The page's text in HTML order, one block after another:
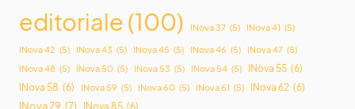
editoriale(100) INova 37 (5) INova 41 (5)
INova 42 (5) INova 43 (5) INova 45 (5) INova 46 (5) INova 47 (5)
INova 48 (5) INova 50 (5) INova 53 (5) INova 54 (5) INova 55 (6)
INova 58 (6) INova 59 (5) INova 60 (5) INova 61 (5) INova 62 (6)
INova 79 (7) INova 85 (6)